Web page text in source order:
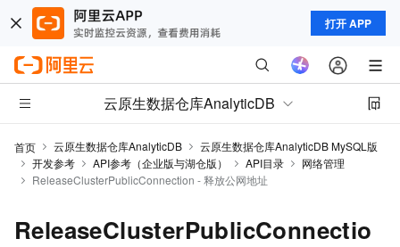
打开 APP
云原生数据仓库AnalyticDB
首页 云原生数据仓库AnalyticDB
云原生数据仓库AnalyticDB MySQL版
开发参考
API参考（企业版与湖仓版） API目录
网络管理
ReleaseClusterPublicConnection - 释放公网地址
ReleaseClusterPublicConnectio